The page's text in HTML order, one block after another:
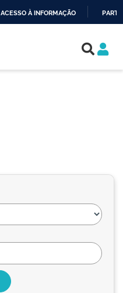
ACESSO À INFORMAÇÃO